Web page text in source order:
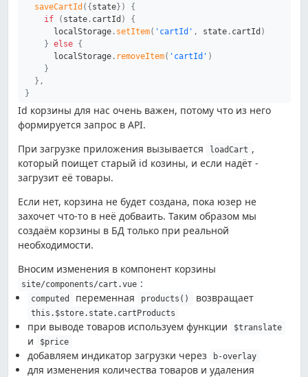
saveCartId ( {state} )
{
if
( state . cartId )
{
      localStorage
. setItem( 'cartId' , state . cartId )
} else {
      localStorage
. removeItem( 'cartId' )
}
} ,
}
Id корзины для нас очень важен, потому что из него
формируется запрос в API.
При загрузке приложения вызывается
loadCart ,
который поищет старый id козины, и если надёт -
загрузит её товары.
Если нет, корзина не будет создана, пока юзер не
захочет что-то в неё добваить. Таким образом мы
создаём корзины в БД только при реальной
необходимости.
Вносим изменения в компонент корзины
site/components/cart.vue :
computed переменная products() возвращает
this.$store.state.cartProducts
при выводе товаров используем функции $translate
и $price
добавляем индикатор загрузки через b-overlay
для изменения количества товаров и удаления